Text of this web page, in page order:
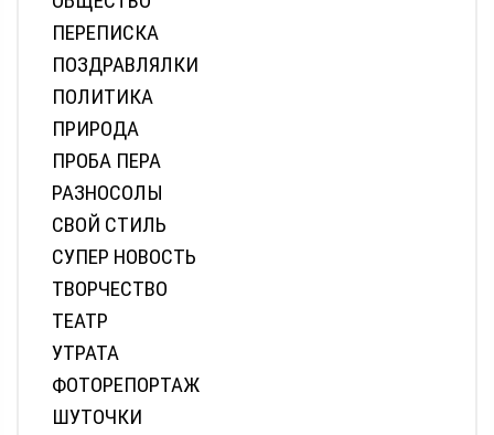
ПЕРЕПИСКА
ПОЗДРАВЛЯЛКИ
ПОЛИТИКА
ПРИРОДА
ПРОБА ПЕРА
РАЗНОСОЛЫ
СВОЙ СТИЛЬ
СУПЕР НОВОСТЬ
ТВОРЧЕСТВО
ТЕАТР
УТРАТА
ФОТОРЕПОРТАЖ
ШУТОЧКИ